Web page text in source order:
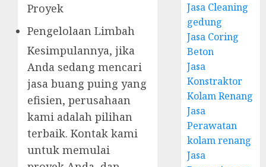
Proyek
Pengelolaan Limbah
Kesimpulannya, jika
Anda sedang mencari
jasa buang puing yang
efisien, perusahaan
kami adalah pilihan
terbaik. Kontak kami
untuk memulai
Jasa Cleaning
gedung
Jasa Coring
Beton
Jasa
Konstraktor
Kolam Renang
Jasa
Perawatan
kolam renang
Jasa